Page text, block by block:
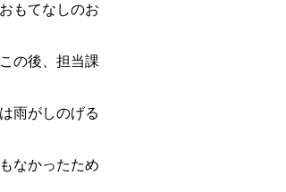
もてなしのお
の後、担当課
雨がしのげる
なかったため